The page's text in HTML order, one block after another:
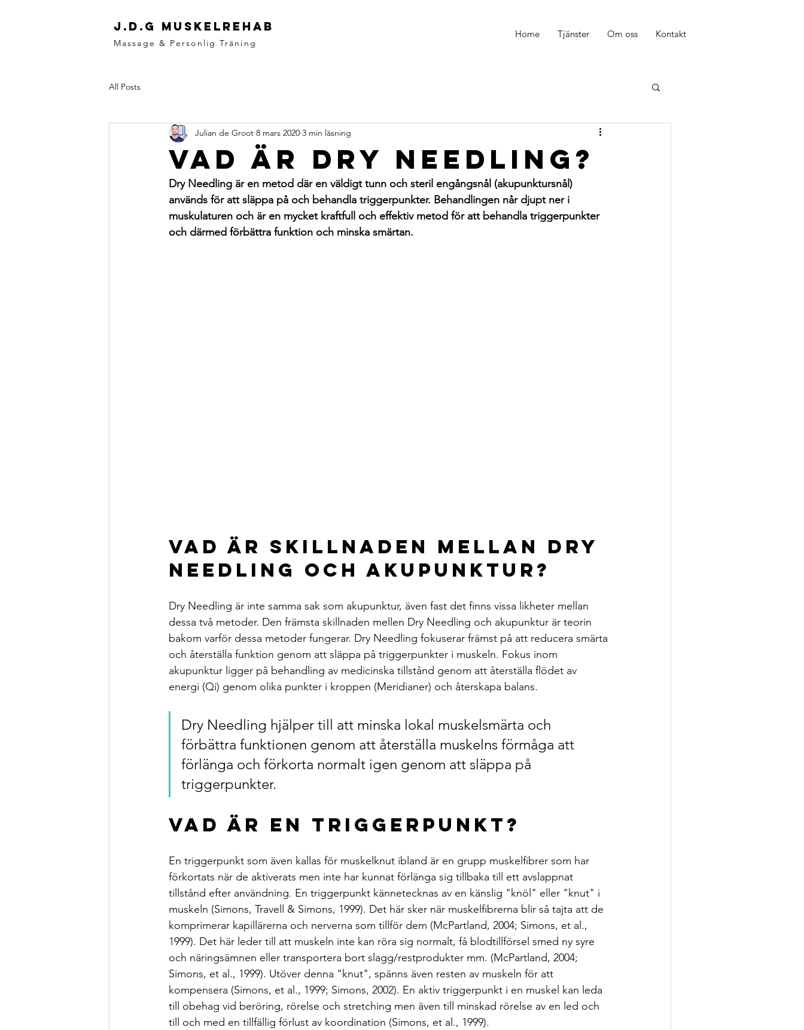
J.D.G MUSKELREHAB
Massage & Personlig Träning
Home Tjänster Om oss Kontakt
All Posts
Vad är Dry Needling?
Julian de Groot 8 mars 2020 3 min läsning
Dry Needling är en metod där en väldigt tunn och steril engångsnål (akupunktursnål)
används för att släppa på och behandla triggerpunkter. Behandlingen når djupt ner i
muskulaturen och är en mycket kraftfull och effektiv metod för att behandla triggerpunkter
och därmed förbättra funktion och minska smärtan.
Vad är skillnaden mellan Dry
Needling och Akupunktur?
Dry Needling är inte samma sak som akupunktur, även fast det finns vissa likheter mellan
dessa två metoder. Den främsta skillnaden mellen Dry Needling och akupunktur är teorin
bakom varför dessa metoder fungerar. Dry Needling fokuserar främst på att reducera smärta
och återställa funktion genom att släppa på triggerpunkter i muskeln. Fokus inom
akupunktur ligger på behandling av medicinska tillstånd genom att återställa flödet av
energi (Qi) genom olika punkter i kroppen (Meridianer) och återskapa balans.
Dry Needling hjälper till att minska lokal muskelsmärta och
förbättra funktionen genom att återställa muskelns förmåga att
förlänga och förkorta normalt igen genom att släppa på
triggerpunkter.
Vad är en Triggerpunkt?
En triggerpunkt som även kallas för muskelknut ibland är en grupp muskelfibrer som har
förkortats när de aktiverats men inte har kunnat förlänga sig tillbaka till ett avslappnat
tillstånd efter användning. En triggerpunkt kännetecknas av en känslig "knöl" eller "knut" i
muskeln (Simons, Travell & Simons, 1999). Det här sker när muskelfibrerna blir så tajta att de
komprimerar kapillärerna och nerverna som tillför dem (McPartland, 2004; Simons, et al.,
1999). Det här leder till att muskeln inte kan röra sig normalt, få blodtillförsel smed ny syre
och näringsämnen eller transportera bort slagg/restprodukter mm. (McPartland, 2004;
Simons, et al., 1999). Utöver denna "knut", spänns även resten av muskeln för att
kompensera (Simons, et al., 1999; Simons, 2002). En aktiv triggerpunkt i en muskel kan leda
till obehag vid beröring, rörelse och stretching men även till minskad rörelse av en led och
till och med en tillfällig förlust av koordination (Simons, et al., 1999).